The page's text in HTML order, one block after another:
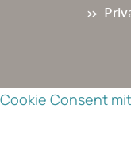
Cookie Consent